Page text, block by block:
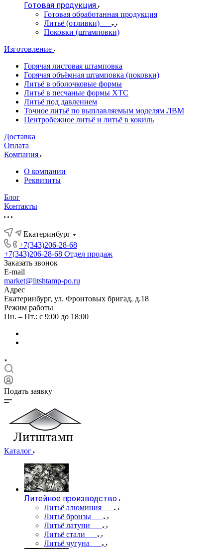
Готовая продукция
Готовая обработанная продукция
Литьё (отливки)
Поковки (штамповки)
Изготовление
Горячая листовая штамповка
Горячая объёмная штамповка (поковки)
Литьё в оболочковые формы
Литьё в песчаные формы ХТС
Литьё под давлением
Точное литьё по выплавляемым моделям ЛВМ
Центробежное литьё и литьё в кокиль
Доставка
Оплата
Компания
О компании
Реквизиты
Блог
Контакты
Екатеринбург
+7(343)206-28-68
+7(343)206-28-68 Отдел продаж
Заказать звонок
E-mail
market@litshtamp-po.ru
Адрес
Екатеринбург, ул. Фронтовых бригад, д.18
Режим работы
Пн. – Пт.: с 9:00 до 18:00
Подать заявку
Каталог
Литейное производство
Литьё алюминия
Литьё бронзы
Литьё латуни
Литьё стали
Литьё чугуна